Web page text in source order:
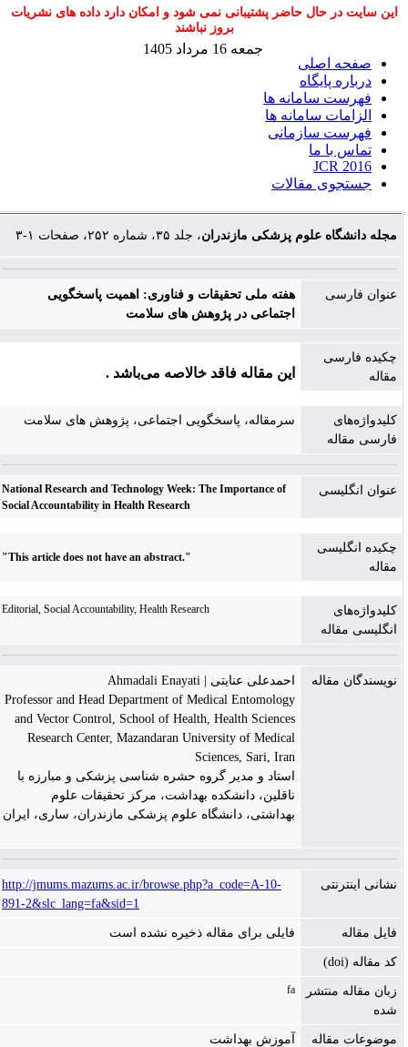
این سایت در حال حاضر پشتیبانی نمی شود و امکان دارد داده های نشریات
بروز نباشند
صفحه اصلی
درباره پایگاه
فهرست سامانه ها
الزامات سامانه ها
فهرست سازمانی
تماس با ما
JCR 2016
جستجوی مقالات
جمعه 16 مرداد 1405
مجله دانشگاه علوم پزشکی مازندران ، جلد ۳۵، شماره ۲۵۲، صفحات ۱-۳
عنوان فارسی
هفته ملی تحقیقات و فناوری: اهمیت پاسخگویی
اجتماعی در پژوهش های سلامت
چکیده فارسی
مقاله
این مقاله فاقد خالاصه می‌باشد .
کلیدواژه‌های
فارسی مقاله
سرمقاله، پاسخگویی اجتماعی، پژوهش های سلامت
عنوان انگلیسی
National Research and Technology Week: The Importance of
Social Accountability in Health Research
چکیده انگلیسی
مقاله
"This article does not have an abstract."
کلیدواژه‌های
انگلیسی مقاله
Editorial, Social Accountability, Health Research
نویسندگان مقاله
احمدعلی عنایتی | Ahmadali Enayati
Professor and Head Department of Medical Entomology
and Vector Control, School of Health, Health Sciences
Research Center, Mazandaran University of Medical
Sciences, Sari, Iran
استاد و مدیر گروه حشره شناسی پزشکی و مبارزه با
ناقلین، دانشکده بهداشت، مرکز تحقیقات علوم
بهداشتی، دانشگاه علوم پزشکی مازندران، ساری، ایران
نشانی اینترنتی
http://jmums.mazums.ac.ir/browse.php?a_code=A-10-
891-2&slc_lang=fa&sid=1
فایل مقاله فایلی برای مقاله ذخیره نشده است
کد مقاله (doi)
زبان مقاله منتشر
شده
موضوعات مقاله
آموزش بهداشت